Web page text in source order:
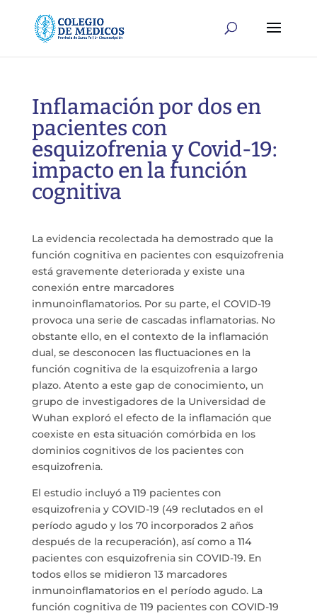
Inflamación por dos en
pacientes con
esquizofrenia y Covid-19:
impacto en la función
cognitiva
La evidencia recolectada ha demostrado que la
función cognitiva en pacientes con esquizofrenia
está gravemente deteriorada y existe una
conexión entre marcadores
inmunoinflamatorios. Por su parte, el COVID-19
provoca una serie de cascadas inflamatorias. No
obstante ello, en el contexto de la inflamación
dual, se desconocen las fluctuaciones en la
función cognitiva de la esquizofrenia a largo
plazo. Atento a este gap de conocimiento, un
grupo de investigadores de la Universidad de
Wuhan exploró el efecto de la inflamación que
coexiste en esta situación comórbida en los
dominios cognitivos de los pacientes con
esquizofrenia.
El estudio incluyó a 119 pacientes con
esquizofrenia y COVID-19 (49 reclutados en el
período agudo y los 70 incorporados 2 años
después de la recuperación), así como a 114
pacientes con esquizofrenia sin COVID-19. En
todos ellos se midieron 13 marcadores
inmunoinflamatorios en el período agudo. La
función cognitiva de 119 pacientes con COVID-19